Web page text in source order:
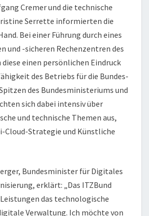
Cremer und die technische
Serrette informierten die
Bei einer Führung durch eines
und -sicheren Rechenzentren des
einen persönlichen Eindruck
des Betriebs für die Bundes-
des Bundesministeriums und
sich dabei intensiv über
und technische Themen aus,
Cloud-Strategie und Künstliche
Bundesminister für Digitales
erklärt: „Das ITZBund
das technologische
Verwaltung. Ich möchte von